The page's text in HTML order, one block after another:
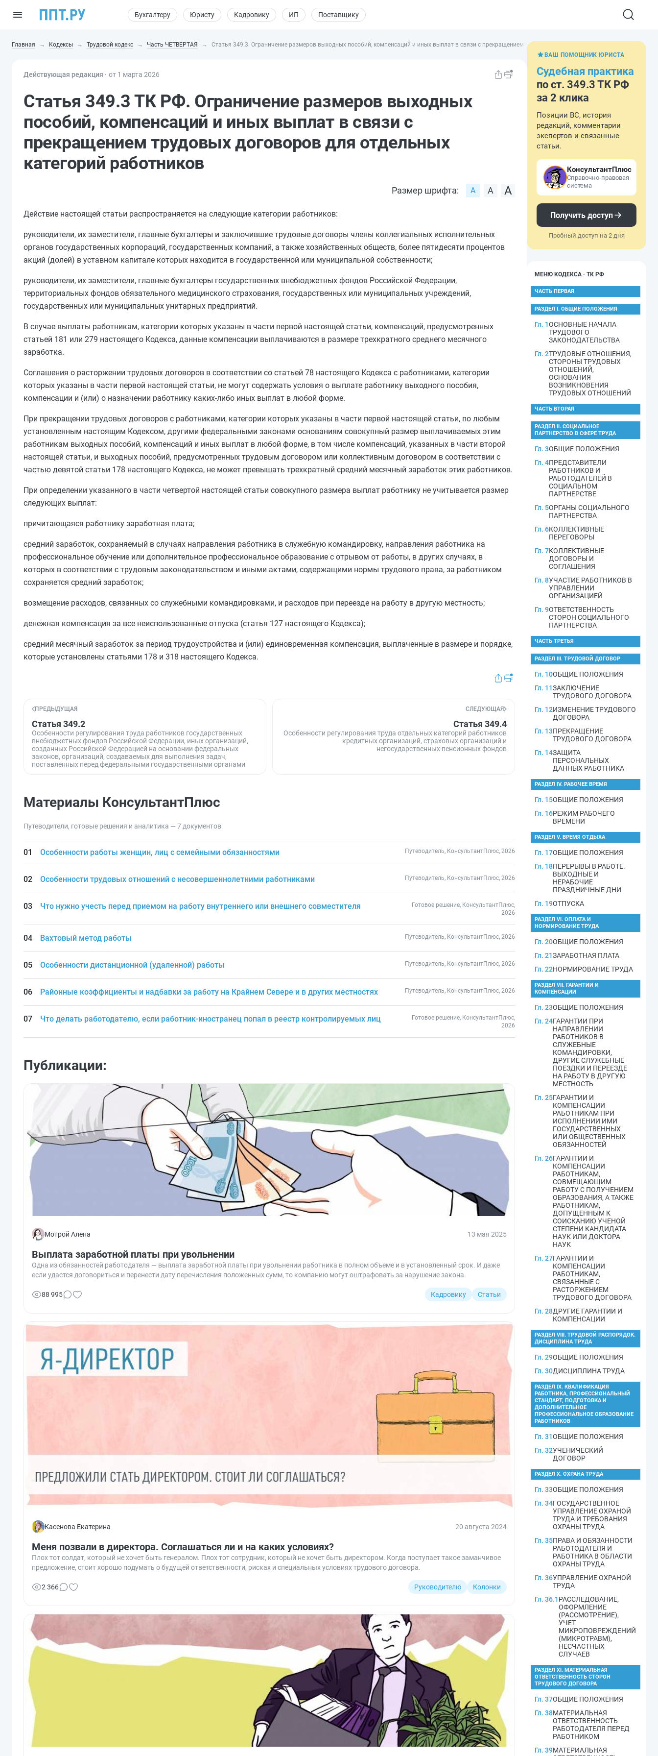
Бухгалтеру Юристу Кадровику ИП Поставщику
Главная Кодексы Трудовой кодекс Часть ЧЕТВЕРТАЯ Статья 349.3. Ограничение размеров выходных пособий, компенсаций и иных выплат в связи с прекращением трудовых договоров для отдельных
Действующая редакция ⸱ от 1 марта 2026
Статья 349.3 ТК РФ. Ограничение размеров выходных
пособий, компенсаций и иных выплат в связи с
прекращением трудовых договоров для отдельных
категорий работников
Размер шрифта:
Действие настоящей статьи распространяется на следующие категории работников:
руководители, их заместители, главные бухгалтеры и заключившие трудовые договоры члены коллегиальных исполнительных
органов государственных корпораций, государственных компаний, а также хозяйственных обществ, более пятидесяти процентов
акций (долей) в уставном капитале которых находится в государственной или муниципальной собственности;
руководители, их заместители, главные бухгалтеры государственных внебюджетных фондов Российской Федерации,
территориальных фондов обязательного медицинского страхования, государственных или муниципальных учреждений,
государственных или муниципальных унитарных предприятий.
В случае выплаты работникам, категории которых указаны в части первой настоящей статьи, компенсаций, предусмотренных
статьей 181 или 279 настоящего Кодекса, данные компенсации выплачиваются в размере трехкратного среднего месячного
заработка.
Соглашения о расторжении трудовых договоров в соответствии со статьей 78 настоящего Кодекса с работниками, категории
которых указаны в части первой настоящей статьи, не могут содержать условия о выплате работнику выходного пособия,
компенсации и (или) о назначении работнику каких-либо иных выплат в любой форме.
При прекращении трудовых договоров с работниками, категории которых указаны в части первой настоящей статьи, по любым
установленным настоящим Кодексом, другими федеральными законами основаниям совокупный размер выплачиваемых этим
работникам выходных пособий, компенсаций и иных выплат в любой форме, в том числе компенсаций, указанных в части второй
настоящей статьи, и выходных пособий, предусмотренных трудовым договором или коллективным договором в соответствии с
частью девятой статьи 178 настоящего Кодекса, не может превышать трехкратный средний месячный заработок этих работников.
При определении указанного в части четвертой настоящей статьи совокупного размера выплат работнику не учитывается размер
следующих выплат:
причитающаяся работнику заработная плата;
средний заработок, сохраняемый в случаях направления работника в служебную командировку, направления работника на
профессиональное обучение или дополнительное профессиональное образование с отрывом от работы, в других случаях, в
которых в соответствии с трудовым законодательством и иными актами, содержащими нормы трудового права, за работником
сохраняется средний заработок;
возмещение расходов, связанных со служебными командировками, и расходов при переезде на работу в другую местность;
денежная компенсация за все неиспользованные отпуска (статья 127 настоящего Кодекса);
средний месячный заработок за период трудоустройства и (или) единовременная компенсация, выплаченные в размере и порядке,
которые установлены статьями 178 и 318 настоящего Кодекса.
ПРЕДЫДУЩАЯ
Статья 349.2
Особенности регулирования труда работников государственных
внебюджетных фондов Российской Федерации, иных организаций,
созданных Российской Федерацией на основании федеральных
законов, организаций, создаваемых для выполнения задач,
поставленных перед федеральными государственными органами
СЛЕДУЮЩАЯ
Статья 349.4
Особенности регулирования труда отдельных категорий работников
кредитных организаций, страховых организаций и
негосударственных пенсионных фондов
Материалы КонсультантПлюс
Путеводители, готовые решения и аналитика — 7 документов
Особенности работы женщин, лиц с семейными обязанностями Путеводитель, КонсультантПлюс, 2026
Особенности трудовых отношений с несовершеннолетними работниками Путеводитель, КонсультантПлюс, 2026
Что нужно учесть перед приемом на работу внутреннего или внешнего совместителя
Готовое решение, КонсультантПлюс,
2026
Вахтовый метод работы Путеводитель, КонсультантПлюс, 2026
Особенности дистанционной (удаленной) работы Путеводитель, КонсультантПлюс, 2026
Районные коэффициенты и надбавки за работу на Крайнем Севере и в других местностях Путеводитель, КонсультантПлюс, 2026
Что делать работодателю, если работник-иностранец попал в реестр контролируемых лиц
Готовое решение, КонсультантПлюс,
2026
Публикации:
Мотрой Алена 13 мая 2025
Выплата заработной платы при увольнении
Одна из обязанностей работодателя — выплата заработной платы при увольнении работника в полном объеме и в установленный срок. И даже
если удастся договориться и перенести дату перечисления положенных сумм, то компанию могут оштрафовать за нарушение закона.
Кадровику Статьи
88 995
Касенова Екатерина 20 августа 2024
Меня позвали в директора. Соглашаться ли и на каких условиях?
Плох тот солдат, который не хочет быть генералом. Плох тот сотрудник, который не хочет быть директором. Когда поступает такое заманчивое
предложение, стоит хорошо подумать о будущей ответственности, рисках и специальных условиях трудового договора.
Руководителю Колонки
2 366
ВАШ ПОМОЩНИК ЮРИСТА
Судебная практика
по ст. 349.3 ТК РФ
за 2 клика
Позиции ВС, история
редакций, комментарии
экспертов и связанные
статьи.
КонсультантПлюс
Справочно-правовая
система
Получить доступ
Пробный доступ на 2 дня
МЕНЮ КОДЕКСА · ТК РФ
ЧАСТЬ ПЕРВАЯ
РАЗДЕЛ I. ОБЩИЕ ПОЛОЖЕНИЯ
Гл. 1ОСНОВНЫЕ НАЧАЛА
ТРУДОВОГО
ЗАКОНОДАТЕЛЬСТВА
Гл. 2ТРУДОВЫЕ ОТНОШЕНИЯ,
СТОРОНЫ ТРУДОВЫХ
ОТНОШЕНИЙ,
ОСНОВАНИЯ
ВОЗНИКНОВЕНИЯ
ТРУДОВЫХ ОТНОШЕНИЙ
ЧАСТЬ ВТОРАЯ
РАЗДЕЛ II. СОЦИАЛЬНОЕ
ПАРТНЕРСТВО В СФЕРЕ ТРУДА
Гл. 3ОБЩИЕ ПОЛОЖЕНИЯ
Гл. 4ПРЕДСТАВИТЕЛИ
РАБОТНИКОВ И
РАБОТОДАТЕЛЕЙ В
СОЦИАЛЬНОМ
ПАРТНЕРСТВЕ
Гл. 5ОРГАНЫ СОЦИАЛЬНОГО
ПАРТНЕРСТВА
Гл. 6КОЛЛЕКТИВНЫЕ
ПЕРЕГОВОРЫ
Гл. 7КОЛЛЕКТИВНЫЕ
ДОГОВОРЫ И
СОГЛАШЕНИЯ
Гл. 8УЧАСТИЕ РАБОТНИКОВ В
УПРАВЛЕНИИ
ОРГАНИЗАЦИЕЙ
Гл. 9ОТВЕТСТВЕННОСТЬ
СТОРОН СОЦИАЛЬНОГО
ПАРТНЕРСТВА
ЧАСТЬ ТРЕТЬЯ
РАЗДЕЛ III. ТРУДОВОЙ ДОГОВОР
Гл. 10ОБЩИЕ ПОЛОЖЕНИЯ
Гл. 11ЗАКЛЮЧЕНИЕ
ТРУДОВОГО ДОГОВОРА
Гл. 12ИЗМЕНЕНИЕ ТРУДОВОГО
ДОГОВОРА
Гл. 13ПРЕКРАЩЕНИЕ
ТРУДОВОГО ДОГОВОРА
Гл. 14ЗАЩИТА
ПЕРСОНАЛЬНЫХ
ДАННЫХ РАБОТНИКА
РАЗДЕЛ IV. РАБОЧЕЕ ВРЕМЯ
Гл. 15ОБЩИЕ ПОЛОЖЕНИЯ
Гл. 16РЕЖИМ РАБОЧЕГО
ВРЕМЕНИ
РАЗДЕЛ V. ВРЕМЯ ОТДЫХА
Гл. 17ОБЩИЕ ПОЛОЖЕНИЯ
Гл. 18ПЕРЕРЫВЫ В РАБОТЕ.
ВЫХОДНЫЕ И
НЕРАБОЧИЕ
ПРАЗДНИЧНЫЕ ДНИ
Гл. 19ОТПУСКА
РАЗДЕЛ VI. ОПЛАТА И
НОРМИРОВАНИЕ ТРУДА
Гл. 20ОБЩИЕ ПОЛОЖЕНИЯ
Гл. 21ЗАРАБОТНАЯ ПЛАТА
Гл. 22НОРМИРОВАНИЕ ТРУДА
РАЗДЕЛ VII. ГАРАНТИИ И
КОМПЕНСАЦИИ
Гл. 23ОБЩИЕ ПОЛОЖЕНИЯ
Гл. 24ГАРАНТИИ ПРИ
НАПРАВЛЕНИИ
РАБОТНИКОВ В
СЛУЖЕБНЫЕ
КОМАНДИРОВКИ,
ДРУГИЕ СЛУЖЕБНЫЕ
ПОЕЗДКИ И ПЕРЕЕЗДЕ
НА РАБОТУ В ДРУГУЮ
МЕСТНОСТЬ
Гл. 25ГАРАНТИИ И
КОМПЕНСАЦИИ
РАБОТНИКАМ ПРИ
ИСПОЛНЕНИИ ИМИ
ГОСУДАРСТВЕННЫХ
ИЛИ ОБЩЕСТВЕННЫХ
ОБЯЗАННОСТЕЙ
Гл. 26ГАРАНТИИ И
КОМПЕНСАЦИИ
РАБОТНИКАМ,
СОВМЕЩАЮЩИМ
РАБОТУ С ПОЛУЧЕНИЕМ
ОБРАЗОВАНИЯ, А ТАКЖЕ
РАБОТНИКАМ,
ДОПУЩЕННЫМ К
СОИСКАНИЮ УЧЕНОЙ
СТЕПЕНИ КАНДИДАТА
НАУК ИЛИ ДОКТОРА
НАУК
Гл. 27ГАРАНТИИ И
КОМПЕНСАЦИИ
РАБОТНИКАМ,
СВЯЗАННЫЕ С
РАСТОРЖЕНИЕМ
ТРУДОВОГО ДОГОВОРА
Гл. 28ДРУГИЕ ГАРАНТИИ И
КОМПЕНСАЦИИ
РАЗДЕЛ VIII. ТРУДОВОЙ РАСПОРЯДОК.
ДИСЦИПЛИНА ТРУДА
Гл. 29ОБЩИЕ ПОЛОЖЕНИЯ
Гл. 30ДИСЦИПЛИНА ТРУДА
РАЗДЕЛ IX. КВАЛИФИКАЦИЯ
РАБОТНИКА, ПРОФЕССИОНАЛЬНЫЙ
СТАНДАРТ, ПОДГОТОВКА И
ДОПОЛНИТЕЛЬНОЕ
ПРОФЕССИОНАЛЬНОЕ ОБРАЗОВАНИЕ
РАБОТНИКОВ
Гл. 31ОБЩИЕ ПОЛОЖЕНИЯ
Гл. 32УЧЕНИЧЕСКИЙ
ДОГОВОР
РАЗДЕЛ X. ОХРАНА ТРУДА
Гл. 33ОБЩИЕ ПОЛОЖЕНИЯ
Гл. 34ГОСУДАРСТВЕННОЕ
УПРАВЛЕНИЕ ОХРАНОЙ
ТРУДА И ТРЕБОВАНИЯ
ОХРАНЫ ТРУДА
Гл. 35ПРАВА И ОБЯЗАННОСТИ
РАБОТОДАТЕЛЯ И
РАБОТНИКА В ОБЛАСТИ
ОХРАНЫ ТРУДА
Гл. 36УПРАВЛЕНИЕ ОХРАНОЙ
ТРУДА
Гл. 36.1РАССЛЕДОВАНИЕ,
ОФОРМЛЕНИЕ
(РАССМОТРЕНИЕ),
УЧЕТ
МИКРОПОВРЕЖДЕНИЙ
(МИКРОТРАВМ),
НЕСЧАСТНЫХ
СЛУЧАЕВ
РАЗДЕЛ XI. МАТЕРИАЛЬНАЯ
ОТВЕТСТВЕННОСТЬ СТОРОН
ТРУДОВОГО ДОГОВОРА
Гл. 37ОБЩИЕ ПОЛОЖЕНИЯ
Гл. 38МАТЕРИАЛЬНАЯ
ОТВЕТСТВЕННОСТЬ
РАБОТОДАТЕЛЯ ПЕРЕД
РАБОТНИКОМ
Гл. 39МАТЕРИАЛЬНАЯ